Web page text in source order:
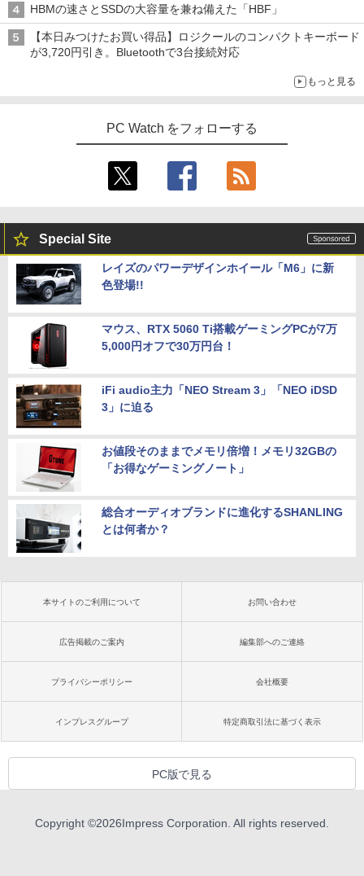
HBMの速さとSSDの大容量を兼ね備えた「HBF」
【本日みつけたお買い得品】ロジクールのコンパクトキーボード
が3,720円引き。Bluetoothで3台接続対応
もっと見る
PC Watch をフォローする
Special Site
レイズのパワーデザインホイール「M6」に新
色登場!!
マウス、RTX 5060 Ti搭載ゲーミングPCが7万
5,000円オフで30万円台！
iFi audio主力「NEO Stream 3」「NEO iDSD
3」に迫る
お値段そのままでメモリ倍増！メモリ32GBの
「お得なゲーミングノート」
総合オーディオブランドに進化するSHANLING
とは何者か？
本サイトのご利用について お問い合わせ
広告掲載のご案内 編集部へのご連絡
プライバシーポリシー 会社概要
インプレスグループ 特定商取引法に基づく表示
PC版で見る
Copyright ©2026Impress Corporation. All rights reserved.